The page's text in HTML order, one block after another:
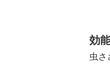
効
虫さ